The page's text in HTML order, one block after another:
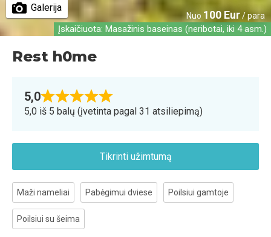
Galerija
Nuo 100 Eur/ para
Įskaičiuota: Masažinis baseinas (neribotai, iki 4 asm.)
Rest h0me
5,0
5,0 iš 5 balų (įvetinta pagal 31 atsiliepimą)
Tikrinti užimtumą
Maži nameliai Pabėgimui dviese Poilsiui gamtoje
Poilsiui su šeima